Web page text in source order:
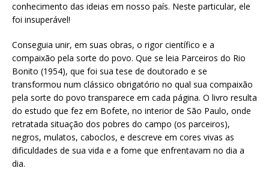
conhecimento das ideias em nosso país. Neste particular, ele
foi insuperável!
Conseguia unir, em suas obras, o rigor científico e a
compaixão pela sorte do povo. Que se leia Parceiros do Rio
Bonito (1954), que foi sua tese de doutorado e se
transformou num clássico obrigatório no qual sua compaixão
pela sorte do povo transparece em cada página. O livro resulta
do estudo que fez em Bofete, no interior de São Paulo, onde
retratada situação dos pobres do campo (os parceiros),
negros, mulatos, caboclos, e descreve em cores vivas as
dificuldades de sua vida e a fome que enfrentavam no dia a
dia.